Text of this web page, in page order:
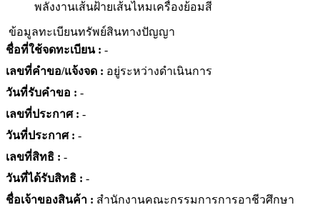
พลังงานเส้นฝ้ายเส้นไหมเครื่องย้อมสี
ข้อมูลทะเบียนทรัพย์สินทางปัญญา
ชื่อที่ใช้จดทะเบียน : -
เลขที่คำขอ/แจ้งจด : อยู่ระหว่างดำเนินการ
วันที่รับคำขอ : -
เลขที่ประกาศ : -
วันที่ประกาศ : -
เลขที่สิทธิ : -
วันที่ได้รับสิทธิ : -
ชื่อเจ้าของสินค้า : สำนักงานคณะกรรมการการอาชีวศึกษา